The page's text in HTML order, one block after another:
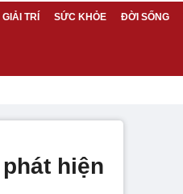
TRÍ SỨC KHỎE ĐỜI SỐNG
hiện